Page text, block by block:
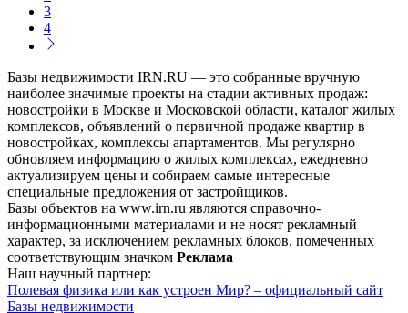
3
4
Базы недвижимости IRN.RU — это собранные вручную
наиболее значимые проекты на стадии активных продаж:
новостройки в Москве и Московской области, каталог жилых
комплексов, объявлений о первичной продаже квартир в
новостройках, комплексы апартаментов. Мы регулярно
обновляем информацию о жилых комплексах, ежедневно
актуализируем цены и собираем самые интересные
специальные предложения от застройщиков.
Базы объектов на www.irn.ru являются справочно-
информационными материалами и не носят рекламный
характер, за исключением рекламных блоков, помеченных
соответствующим значком Реклама
Наш научный партнер:
Полевая физика или как устроен Мир? – официальный сайт
Базы недвижимости